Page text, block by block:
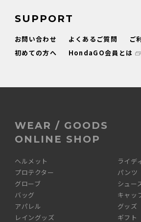
SUPPORT
お問い合わせ よくあるご質問
ご
初めての方へ
HondaGO会員とは
WEAR / GOODS
ONLINE SHOP
ヘルメット
ライデ
プロテクター
パンツ
グローブ
シュー
バッグ
キャッ
アパレル
グッズ
レイングッズ
ギフト